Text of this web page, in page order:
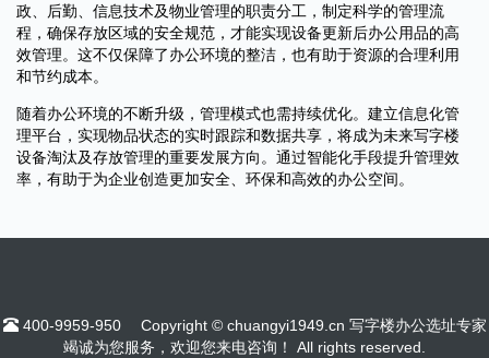
政、后勤、信息技术及物业管理的职责分工，制定科学的管理流
程，确保存放区域的安全规范，才能实现设备更新后办公用品的高
效管理。这不仅保障了办公环境的整洁，也有助于资源的合理利用
和节约成本。
随着办公环境的不断升级，管理模式也需持续优化。建立信息化管
理平台，实现物品状态的实时跟踪和数据共享，将成为未来写字楼
设备淘汰及存放管理的重要发展方向。通过智能化手段提升管理效
率，有助于为企业创造更加安全、环保和高效的办公空间。
400-9959-950
Copyright © chuangyi1949.cn 写字楼办公选址专家
竭诚为您服务，欢迎您来电咨询！ All rights reserved.